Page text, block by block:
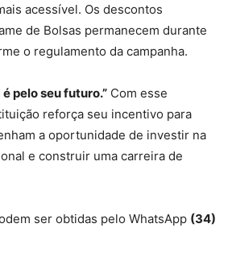
acessível. Os descontos
de Bolsas permanecem durante
o regulamento da campanha.
pelo seu futuro.” Com esse
reforça seu incentivo para
a oportunidade de investir na
e construir uma carreira de
ser obtidas pelo WhatsApp (34)